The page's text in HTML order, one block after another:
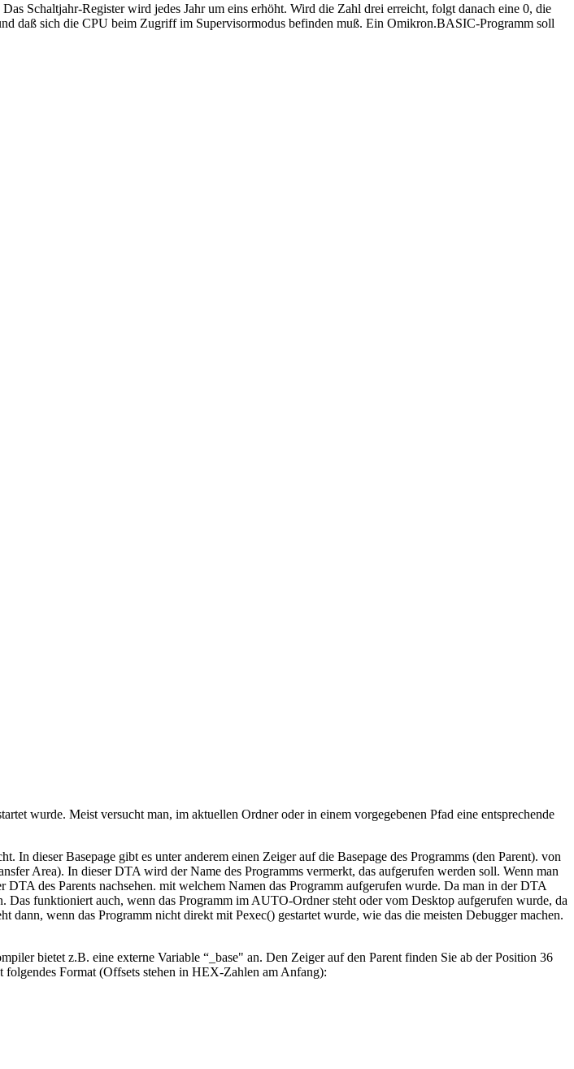
Schaltjahr-Register wird jedes Jahr um eins erhöht. Wird die Zahl drei erreicht, folgt danach eine 0, die
daß sich die CPU beim Zugriff im Supervisormodus befinden muß. Ein Omikron.BASIC-Programm soll
wurde. Meist versucht man, im aktuellen Ordner oder in einem vorgegebenen Pfad eine entsprechende
In dieser Basepage gibt es unter anderem einen Zeiger auf die Basepage des Programms (den Parent). von
Area). In dieser DTA wird der Name des Programms vermerkt, das aufgerufen werden soll. Wenn man
des Parents nachsehen. mit welchem Namen das Programm aufgerufen wurde. Da man in der DTA
funktioniert auch, wenn das Programm im AUTO-Ordner steht oder vom Desktop aufgerufen wurde, da
dann, wenn das Programm nicht direkt mit Pexec() gestartet wurde, wie das die meisten Debugger machen.
bietet z.B. eine externe Variable “_base" an. Den Zeiger auf den Parent finden Sie ab der Position 36
Format (Offsets stehen in HEX-Zahlen am Anfang):